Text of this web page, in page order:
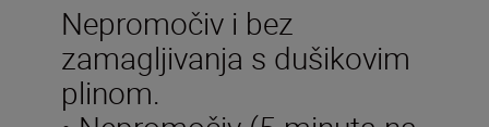
Nepromočiv i bez
zamagljivanja s dušikovim
plinom.